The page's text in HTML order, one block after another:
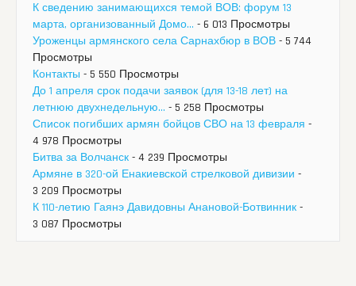
К сведению занимающихся темой ВОВ: форум 13
марта, организованный Домо... - 6 013 Просмотры
Уроженцы армянского села Сарнахбюр в ВОВ - 5 744
Просмотры
Контакты - 5 550 Просмотры
До 1 апреля срок подачи заявок (для 13-18 лет) на
летнюю двухнедельную... - 5 258 Просмотры
Список погибших армян бойцов СВО на 13 февраля -
4 978 Просмотры
Битва за Волчанск - 4 239 Просмотры
Армяне в 320-ой Енакиевской стрелковой дивизии -
3 209 Просмотры
К 110-летию Гаянэ Давидовны Анановой-Ботвинник -
3 087 Просмотры